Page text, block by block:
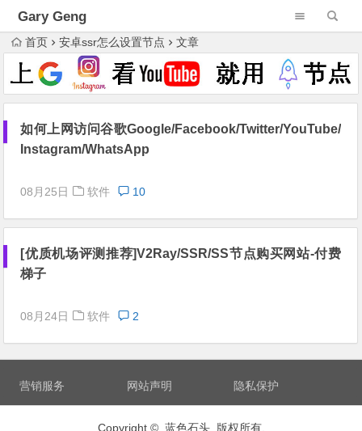
Gary Geng
首页 安卓ssr怎么设置节点 文章
如何上网访问谷歌Google/Facebook/Twitter/YouTube/
Instagram/WhatsApp
08月25日 软件 10
[优质机场评测推荐]V2Ray/SSR/SS节点购买网站-付费
梯子
08月24日 软件 2
营销服务 网站声明 隐私保护
Copyright © 蓝色石头 版权所有.